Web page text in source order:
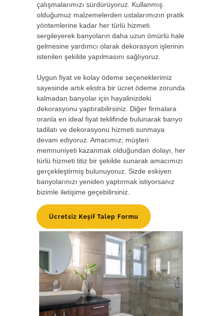
çalışmalarımızı sürdürüyoruz. Kullanmış
olduğumuz malzemelerden ustalarımızın pratik
yöntemlerine kadar her türlü hizmeti
sergileyerek banyoların daha uzun ömürlü hale
gelmesine yardımcı olarak dekorasyon işlerinin
istenilen şekilde yapılmasını sağlıyoruz.
Uygun fiyat ve kolay ödeme seçeneklerimiz
sayesinde artık ekstra bir ücret ödeme zorunda
kalmadan banyolar için hayalinizdeki
dekorasyonu yaptırabilirsiniz. Diğer firmalara
oranla en ideal fiyat teklifinde bulunarak banyo
tadilatı ve dekorasyonu hizmeti sunmaya
devam ediyoruz. Amacımız; müşteri
memnuniyeti kazanmak olduğundan dolayı, her
türlü hizmeti titiz bir şekilde sunarak amacımızı
gerçekleştirmiş bulunuyoruz. Sizde eskiyen
banyolarınızı yeniden yaptırmak istiyorsanız
bizimle iletişime geçebilirsiniz.
Ücretsiz Keşif Talep Formu